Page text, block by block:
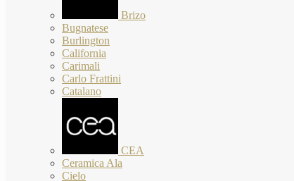
Brizo
Bugnatese
Burlington
California
Carimali
Carlo Frattini
Catalano
CEA
Ceramica Ala
Cielo